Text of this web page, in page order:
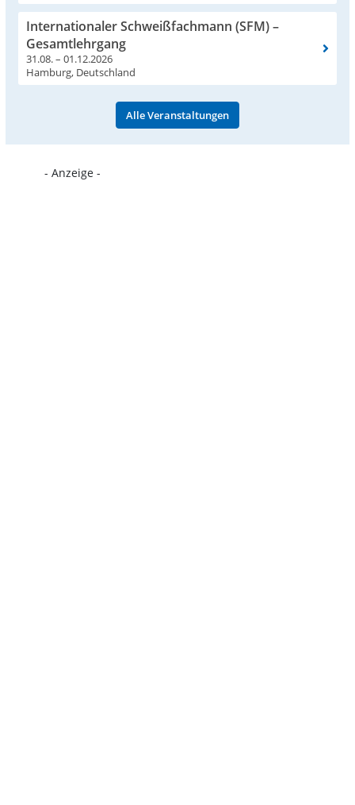
Internationaler Schweißfachmann (SFM) –
Gesamtlehrgang
31.08. – 01.12.2026
Hamburg, Deutschland
Alle Veranstaltungen
- Anzeige -